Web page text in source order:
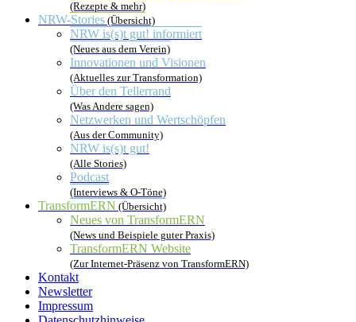
(Rezepte & mehr)
NRW-Stories (Übersicht)
NRW is(s)t gut! informiert
(Neues aus dem Verein)
Innovationen und Visionen
(Aktuelles zur Transformation)
Über den Tellerrand
(Was Andere sagen)
Netzwerken und Wertschöpfen
(Aus der Community)
NRW is(s)t gut!
(Alle Stories)
Podcast
(Interviews & O-Töne)
TransformERN (Übersicht)
Neues von TransformERN
(News und Beispiele guter Praxis)
TransformERN Website
(Zur Internet-Präsenz von TransformERN)
Kontakt
Newsletter
Impressum